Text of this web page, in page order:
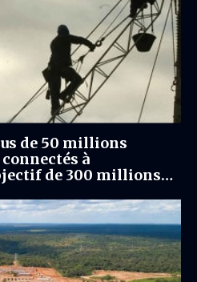
de 50 millions
à
de 300 millions